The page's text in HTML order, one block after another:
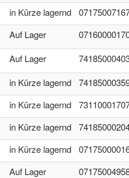
in Kürze lagernd
Auf Lager
Auf Lager
in Kürze lagernd
in Kürze lagernd
in Kürze lagernd
in Kürze lagernd
Auf Lager